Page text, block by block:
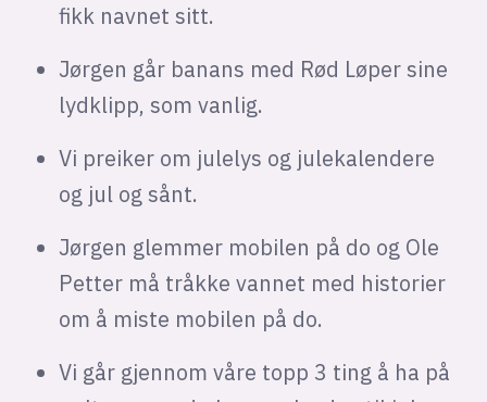
fikk navnet sitt.
Jørgen går banans med Rød Løper sine
lydklipp, som vanlig.
Vi preiker om julelys og julekalendere
og jul og sånt.
Jørgen glemmer mobilen på do og Ole
Petter må tråkke vannet med historier
om å miste mobilen på do.
Vi går gjennom våre topp 3 ting å ha på